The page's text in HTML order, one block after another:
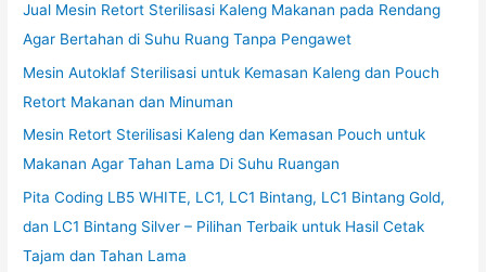
Jual Mesin Retort Sterilisasi Kaleng Makanan pada Rendang
Agar Bertahan di Suhu Ruang Tanpa Pengawet
Mesin Autoklaf Sterilisasi untuk Kemasan Kaleng dan Pouch
Retort Makanan dan Minuman
Mesin Retort Sterilisasi Kaleng dan Kemasan Pouch untuk
Makanan Agar Tahan Lama Di Suhu Ruangan
Pita Coding LB5 WHITE, LC1, LC1 Bintang, LC1 Bintang Gold,
dan LC1 Bintang Silver – Pilihan Terbaik untuk Hasil Cetak
Tajam dan Tahan Lama